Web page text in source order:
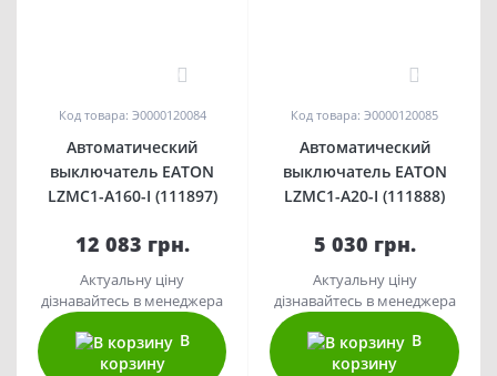
Код товара: Э0000120084
Автоматический
выключатель EATON
LZMC1-A160-I (111897)
12 083 грн.
Актуальну ціну
дізнавайтесь в менеджера
В
корзину
Код товара: Э0000120085
Автоматический
выключатель EATON
LZMC1-A20-I (111888)
5 030 грн.
Актуальну ціну
дізнавайтесь в менеджера
В
корзину